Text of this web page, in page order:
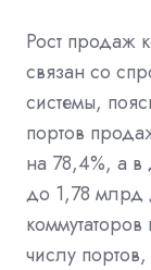
Рост продаж
связан со
системы,
портов
на 78,4%, а
до 1,78
числу